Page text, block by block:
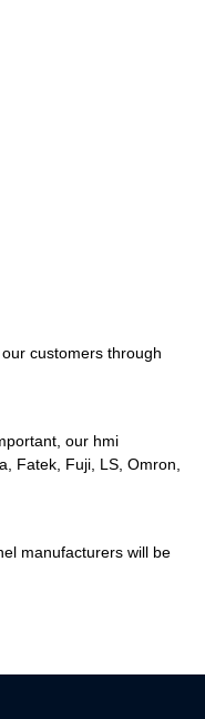
customers through
our hmi
Fatek, Fuji, LS, Omron,
manufacturers will be